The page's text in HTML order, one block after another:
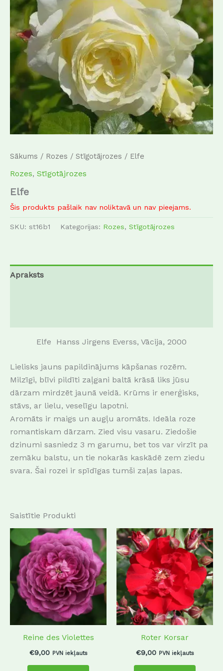
Sākums / Rozes / Stīgotājrozes / Elfe
Rozes, Stīgotājrozes
Elfe
Šis produkts pašlaik nav noliktavā un nav pieejams.
SKU: st16b1 Kategorijas: Rozes, Stīgotājrozes
Apraksts
Elfe Hanss Jirgens Everss, Vācija, 2000
Lielisks jauns papildinājums kāpšanas rozēm.
Milzīgi, blīvi pildīti zaļgani baltā krāsā liks jūsu
dārzam mirdzēt jaunā veidā. Krūms ir enerģisks,
stāvs, ar lielu, veselīgu lapotni.
Aromāts ir maigs un augļu aromāts. Ideāla roze
romantiskam dārzam. Zied visu vasaru. Ziedošie
dzinumi sasniedz 3 m garumu, bet tos var virzīt pa
zemāku balstu, un tie nokarās kaskādē zem ziedu
svara. Šai rozei ir spīdīgas tumši zaļas lapas.
Saistītie Produkti
Reine des Violettes
€9,00 PVN iekļauts
This
product
has
multiple
variants.
The
options
may
be
on
Roter Korsar
€9,00 PVN iekļauts
This
has
The
options
may
on